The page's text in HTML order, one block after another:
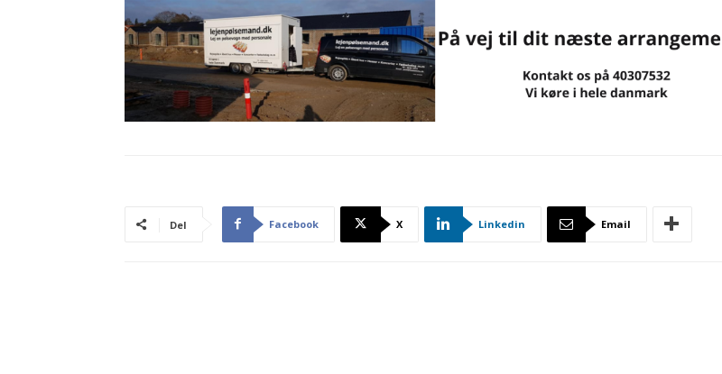
Del Facebook X Linkedin Email